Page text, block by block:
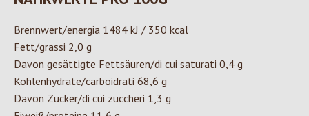
Brennwert/energia 1484 kJ / 350 kcal
Fett/grassi 2,0 g
Davon gesättigte Fettsäuren/di cui saturati 0,4 g
Kohlenhydrate/carboidrati 68,6 g
Davon Zucker/di cui zuccheri 1,3 g